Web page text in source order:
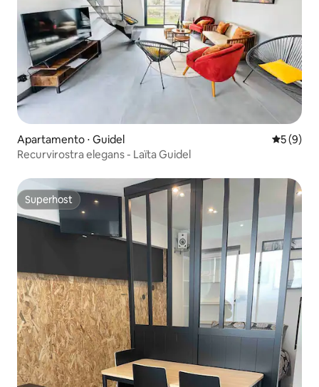
Apartamento ⋅ Guidel 5 de
5 (9)
Recurvirostra elegans - Laïta Guidel
Superhost
Superhost